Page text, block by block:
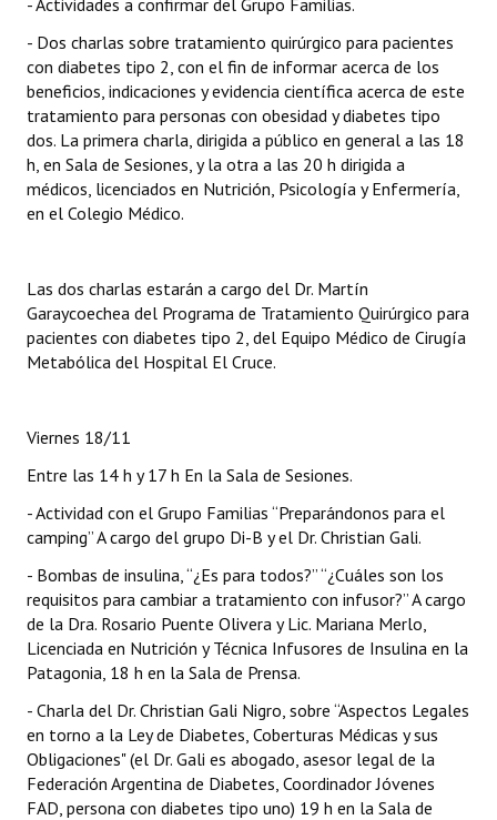
- Actividades a confirmar del Grupo Familias.
- Dos charlas sobre tratamiento quirúrgico para pacientes
con diabetes tipo 2, con el fin de informar acerca de los
beneficios, indicaciones y evidencia científica acerca de este
tratamiento para personas con obesidad y diabetes tipo
dos. La primera charla, dirigida a público en general a las 18
h, en Sala de Sesiones, y la otra a las 20 h dirigida a
médicos, licenciados en Nutrición, Psicología y Enfermería,
en el Colegio Médico.
Las dos charlas estarán a cargo del Dr. Martín
Garaycoechea del Programa de Tratamiento Quirúrgico para
pacientes con diabetes tipo 2, del Equipo Médico de Cirugía
Metabólica del Hospital El Cruce.
Viernes 18/11
Entre las 14 h y 17 h En la Sala de Sesiones.
- Actividad con el Grupo Familias “Preparándonos para el
camping” A cargo del grupo Di-B y el Dr. Christian Gali.
- Bombas de insulina, “¿Es para todos?” “¿Cuáles son los
requisitos para cambiar a tratamiento con infusor?” A cargo
de la Dra. Rosario Puente Olivera y Lic. Mariana Merlo,
Licenciada en Nutrición y Técnica Infusores de Insulina en la
Patagonia, 18 h en la Sala de Prensa.
- Charla del Dr. Christian Gali Nigro, sobre “Aspectos Legales
en torno a la Ley de Diabetes, Coberturas Médicas y sus
Obligaciones" (el Dr. Gali es abogado, asesor legal de la
Federación Argentina de Diabetes, Coordinador Jóvenes
FAD, persona con diabetes tipo uno) 19 h en la Sala de